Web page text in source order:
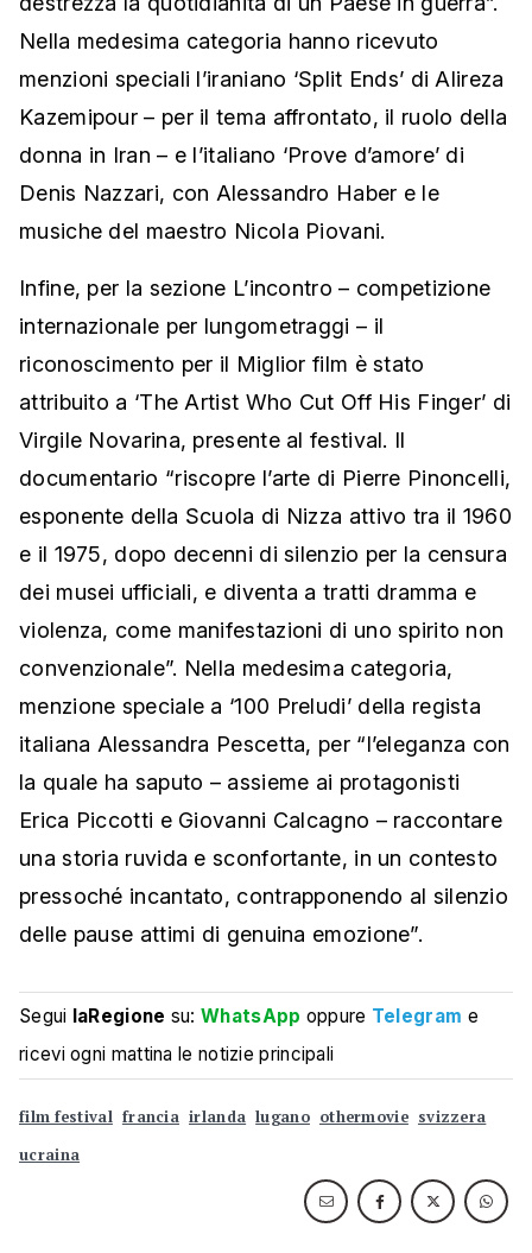
Nella medesima categoria hanno ricevuto
menzioni speciali l’iraniano ‘Split Ends’ di Alireza
Kazemipour – per il tema affrontato, il ruolo della
donna in Iran – e l’italiano ‘Prove d’amore’ di
Denis Nazzari, con Alessandro Haber e le
musiche del maestro Nicola Piovani.
Infine, per la sezione L’incontro – competizione
internazionale per lungometraggi – il
riconoscimento per il Miglior film è stato
attribuito a ‘The Artist Who Cut Off His Finger’ di
Virgile Novarina, presente al festival. Il
documentario “riscopre l’arte di Pierre Pinoncelli,
esponente della Scuola di Nizza attivo tra il 1960
e il 1975, dopo decenni di silenzio per la censura
dei musei ufficiali, e diventa a tratti dramma e
violenza, come manifestazioni di uno spirito non
convenzionale”. Nella medesima categoria,
menzione speciale a ‘100 Preludi’ della regista
italiana Alessandra Pescetta, per “l’eleganza con
la quale ha saputo – assieme ai protagonisti
Erica Piccotti e Giovanni Calcagno – raccontare
una storia ruvida e sconfortante, in un contesto
pressoché incantato, contrapponendo al silenzio
delle pause attimi di genuina emozione”.
Segui laRegione su:WhatsApp oppure Telegram e
ricevi ogni mattina le notizie principali
film festival francia irlanda lugano othermovie svizzera
ucraina